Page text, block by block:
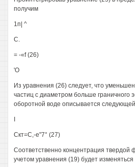
получим
1п| ^
С.
= -«f (26)
'О
Из уравнения (26) следует, что
частиц с диаметром больше граничного
оборотной воде описывается
Скт=С,-е"7° (27)
Соответственно концентрация твердой
учетом уравнения (19) будет